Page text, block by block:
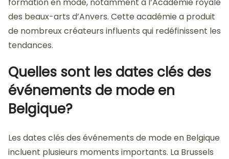
des beaux-arts d’Anvers. Cette académie a produit
de nombreux créateurs influents qui redéfinissent les
tendances.
Quelles sont les dates clés des
événements de mode en
Belgique?
Les dates clés des événements de mode en Belgique
incluent plusieurs moments importants. La Brussels